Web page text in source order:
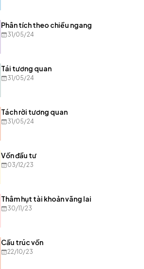
Phân tích theo chiều ngang
31/05/24
Tái tương quan
31/05/24
Tách rời tương quan
31/05/24
Vốn đầu tư
03/12/23
Thâm hụt tài khoản vãng lai
30/11/23
Cấu trúc vốn
22/10/23